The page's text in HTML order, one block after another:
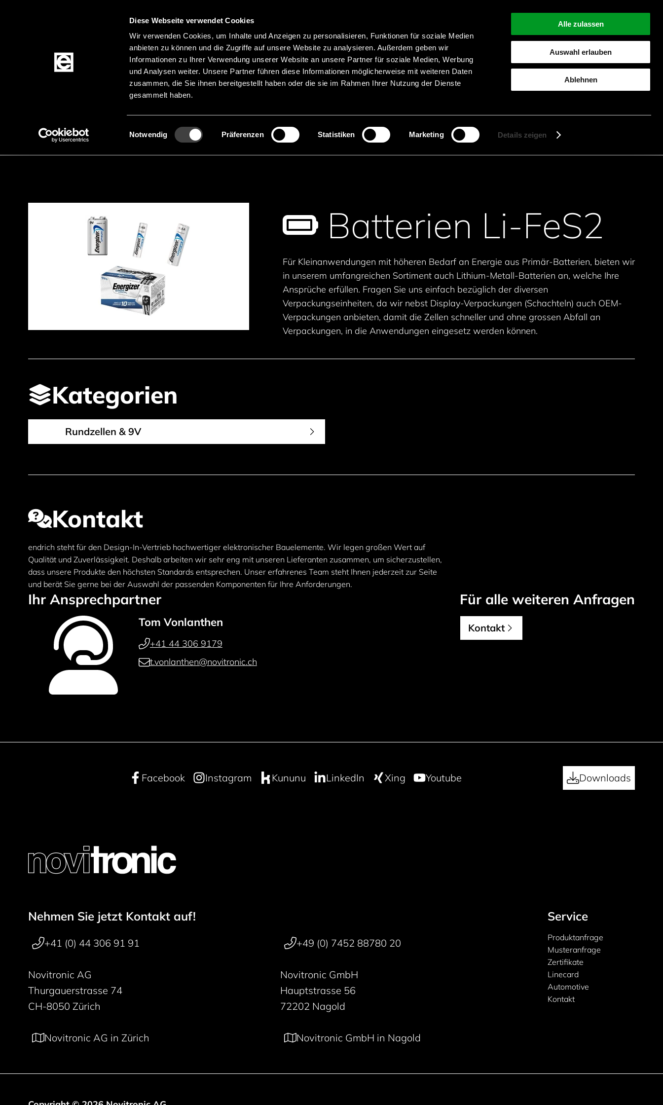
Diese Webseite verwendet Cookies
Wir verwenden Cookies, um Inhalte und Anzeigen zu personalisieren, Funktionen für soziale Medien
anbieten zu können und die Zugriffe auf unsere Website zu analysieren. Außerdem geben wir
Informationen zu Ihrer Verwendung unserer Website an unsere Partner für soziale Medien, Werbung
und Analysen weiter. Unsere Partner führen diese Informationen möglicherweise mit weiteren Daten
zusammen, die Sie ihnen bereitgestellt haben oder die sie im Rahmen Ihrer Nutzung der Dienste
gesammelt haben.
Einwilligungsauswahl
Notwendig Präferenzen Statistiken Marketing Details zeigen
Alle zulassen
Auswahl erlauben
Ablehnen
Zum Inhalt springen
Hauptnavigation
SprachenMenü
Suche
Merkliste
Pfadnavigation
Startseite Produkte Akkus & Batterien Batterien Li-FeS2
Batterien Li-FeS2
Für Kleinanwendungen mit höheren Bedarf an Energie aus Primär-Batterien, bieten wir
in unserem umfangreichen Sortiment auch Lithium-Metall-Batterien an, welche Ihre
Ansprüche erfüllen. Fragen Sie uns einfach bezüglich der diversen
Verpackungseinheiten, da wir nebst Display-Verpackungen (Schachteln) auch OEM-
Verpackungen anbieten, damit die Zellen schneller und ohne grossen Abfall an
Verpackungen, in die Anwendungen eingesetz werden können.
Kategorien
Rundzellen & 9V
Kontakt
endrich steht für den Design-In-Vertrieb hochwertiger elektronischer Bauelemente. Wir legen großen Wert auf
Qualität und Zuverlässigkeit. Deshalb arbeiten wir sehr eng mit unseren Lieferanten zusammen, um sicherzustellen,
dass unsere Produkte den höchsten Standards entsprechen. Unser erfahrenes Team steht Ihnen jederzeit zur Seite
und berät Sie gerne bei der Auswahl der passenden Komponenten für Ihre Anforderungen.
Ihr Ansprechpartner
Tom Vonlanthen
+41 44 306 9179
t.vonlanthen@novitronic.ch
Für alle weiteren Anfragen
Kontakt
Facebook Instagram Kununu LinkedIn Xing Youtube Downloads
Footer navigation
Nehmen Sie jetzt Kontakt auf!
+41 (0) 44 306 91 91
Novitronic AG
Thurgauerstrasse 74
CH-8050 Zürich
Novitronic AG in Zürich
+49 (0) 7452 88780 20
Novitronic GmbH
Hauptstrasse 56
72202 Nagold
Novitronic GmbH in Nagold
Service
Produktanfrage
Musteranfrage
Zertifikate
Linecard
Automotive
Kontakt